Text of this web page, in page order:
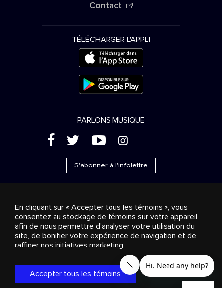
Contact
TÉLÉCHARGER L'APPLI
PARLONS MUSIQUE
( ' + &
S'abonner à l'infolettre
Ventes publicitaires
Diffusion & distribution
Consommateurs
Solutions d’affaires Radio
propos
Cookies settings
© 2018-2025 Groupe Stingray Inc. Tous droits réservés.
, VOS AMBIANCES MUSICALES
et les autres
marques et logos reliés sont des marques de commerce du
Groupe Stingray au Canada, aux États-Unis et dans les autres
En cliquant sur « Accepter tous les témoins », vous
consentez au stockage de témoins sur votre appareil
afin de nous permettre d’analyser votre utilisation du
site, de bonifier votre expérience de navigation et de
raffiner nos initiatives marketing.
Accepter tous les témoins